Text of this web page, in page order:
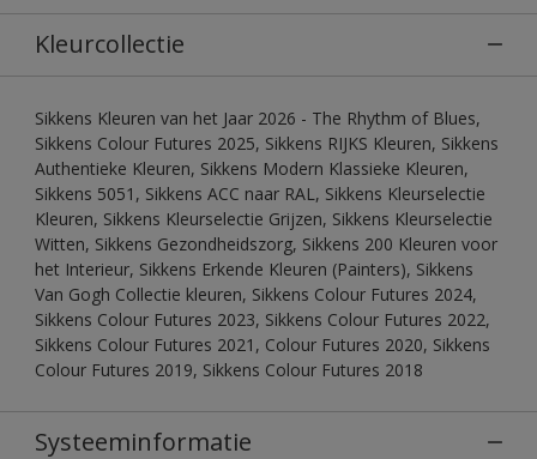
Kleurcollectie
Sikkens Kleuren van het Jaar 2026 - The Rhythm of Blues,
Sikkens Colour Futures 2025, Sikkens RIJKS Kleuren, Sikkens
Authentieke Kleuren, Sikkens Modern Klassieke Kleuren,
Sikkens 5051, Sikkens ACC naar RAL, Sikkens Kleurselectie
Kleuren, Sikkens Kleurselectie Grijzen, Sikkens Kleurselectie
Witten, Sikkens Gezondheidszorg, Sikkens 200 Kleuren voor
het Interieur, Sikkens Erkende Kleuren (Painters), Sikkens
Van Gogh Collectie kleuren, Sikkens Colour Futures 2024,
Sikkens Colour Futures 2023, Sikkens Colour Futures 2022,
Sikkens Colour Futures 2021, Colour Futures 2020, Sikkens
Colour Futures 2019, Sikkens Colour Futures 2018
Systeeminformatie